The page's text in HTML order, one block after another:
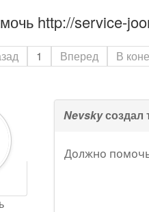
http://service-
1 Вперед В
Nevskyсоздал
Должно